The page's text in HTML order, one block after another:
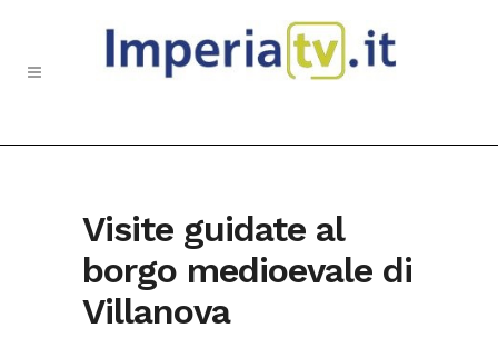
Visite guidate al
borgo medioevale di
Villanova